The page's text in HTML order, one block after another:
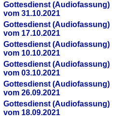
Gottesdienst (Audiofassung)
vom 31.10.2021
Gottesdienst (Audiofassung)
vom 17.10.2021
Gottesdienst (Audiofassung)
vom 10.10.2021
Gottesdienst (Audiofassung)
vom 03.10.2021
Gottesdienst (Audiofassung)
vom 26.09.2021
Gottesdienst (Audiofassung)
vom 18.09.2021